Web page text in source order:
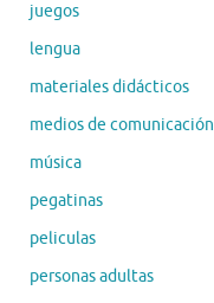
juegos
lengua
materiales didácticos
medios de comunicación
música
pegatinas
peliculas
personas adultas